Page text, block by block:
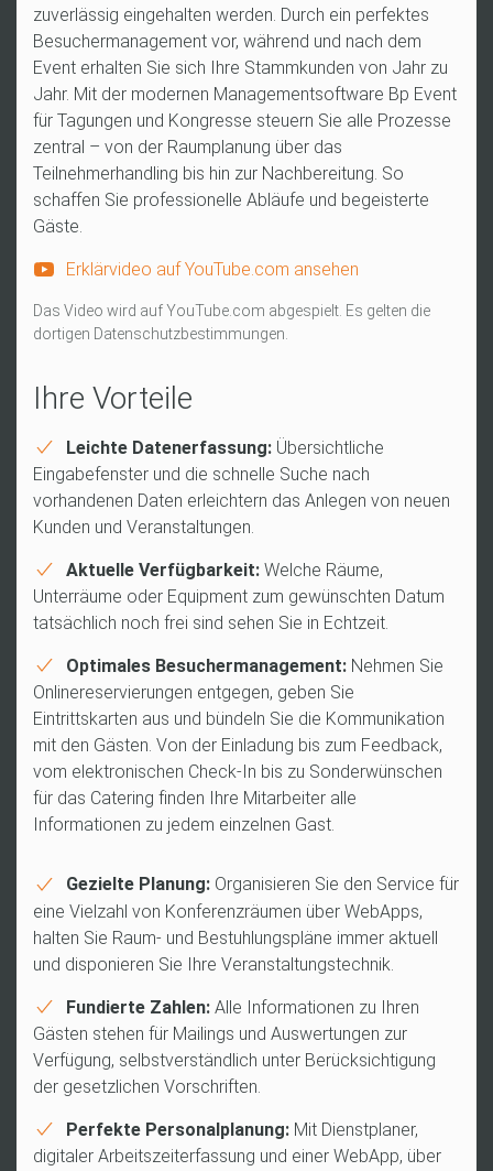
zuverlässig eingehalten werden. Durch ein perfektes
Besuchermanagement vor, während und nach dem
Event erhalten Sie sich Ihre Stammkunden von Jahr zu
Jahr. Mit der modernen Managementsoftware Bp Event
für Tagungen und Kongresse steuern Sie alle Prozesse
zentral – von der Raumplanung über das
Teilnehmerhandling bis hin zur Nachbereitung. So
schaffen Sie professionelle Abläufe und begeisterte
Gäste.
Erklärvideo auf YouTube.com ansehen
Das Video wird auf YouTube.com abgespielt. Es gelten die
dortigen Datenschutzbestimmungen.
Ihre Vorteile
Leichte Datenerfassung: Übersichtliche
Eingabefenster und die schnelle Suche nach
vorhandenen Daten erleichtern das Anlegen von neuen
Kunden und Veranstaltungen.
Aktuelle Verfügbarkeit: Welche Räume,
Unterräume oder Equipment zum gewünschten Datum
tatsächlich noch frei sind sehen Sie in Echtzeit.
Optimales Besuchermanagement: Nehmen Sie
Onlinereservierungen entgegen, geben Sie
Eintrittskarten aus und bündeln Sie die Kommunikation
mit den Gästen. Von der Einladung bis zum Feedback,
vom elektronischen Check-In bis zu Sonderwünschen
für das Catering finden Ihre Mitarbeiter alle
Informationen zu jedem einzelnen Gast.
Gezielte Planung: Organisieren Sie den Service für
eine Vielzahl von Konferenzräumen über WebApps,
halten Sie Raum- und Bestuhlungspläne immer aktuell
und disponieren Sie Ihre Veranstaltungstechnik.
Fundierte Zahlen: Alle Informationen zu Ihren
Gästen stehen für Mailings und Auswertungen zur
Verfügung, selbstverständlich unter Berücksichtigung
der gesetzlichen Vorschriften.
Perfekte Personalplanung: Mit Dienstplaner,
digitaler Arbeitszeiterfassung und einer WebApp, über